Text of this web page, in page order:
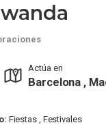
Actúa en
Barcelona ,
Fiestas , Festivales